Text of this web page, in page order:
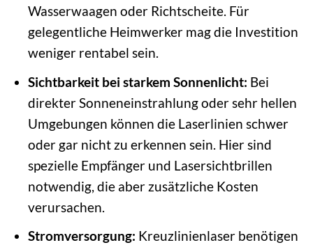
Wasserwaagen oder Richtscheite. Für
gelegentliche Heimwerker mag die Investition
weniger rentabel sein.
Sichtbarkeit bei starkem Sonnenlicht: Bei
direkter Sonneneinstrahlung oder sehr hellen
Umgebungen können die Laserlinien schwer
oder gar nicht zu erkennen sein. Hier sind
spezielle Empfänger und Lasersichtbrillen
notwendig, die aber zusätzliche Kosten
verursachen.
Stromversorgung: Kreuzlinienlaser benötigen